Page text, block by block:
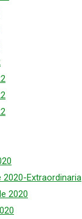
Extraordinaria
2020